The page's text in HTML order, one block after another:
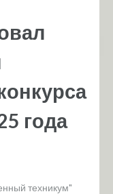
года
техникум"